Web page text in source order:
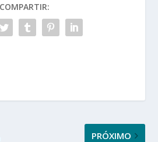
COMPARTIR:
PRÓXIMO